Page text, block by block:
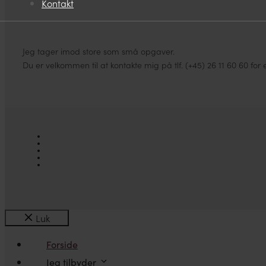
Kontakt
Jeg tager imod store som små opgaver.
Du er velkommen til at kontakte mig på tlf. (+45) 26 11 60 60
Luk
Forside
Jeg tilbyder